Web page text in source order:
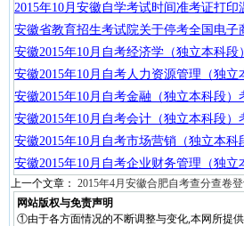
2015年10月安徽自学考试时间准考证打印
安徽省教育招生考试院关于停考全国电子
安徽2015年10月自考经济学（独立本科段
安徽2015年10月自考人力资源管理（独立
安徽2015年10月自考金融（独立本科段）
安徽2015年10月自考会计（独立本科段）
安徽2015年10月自考市场营销（独立本科
安徽2015年10月自考企业财务管理（独立
上一个文章： 2015年4月安徽合肥自考查分查卷
网站版权与免责声明
①由于各方面情况的不断调整与变化,本网所提